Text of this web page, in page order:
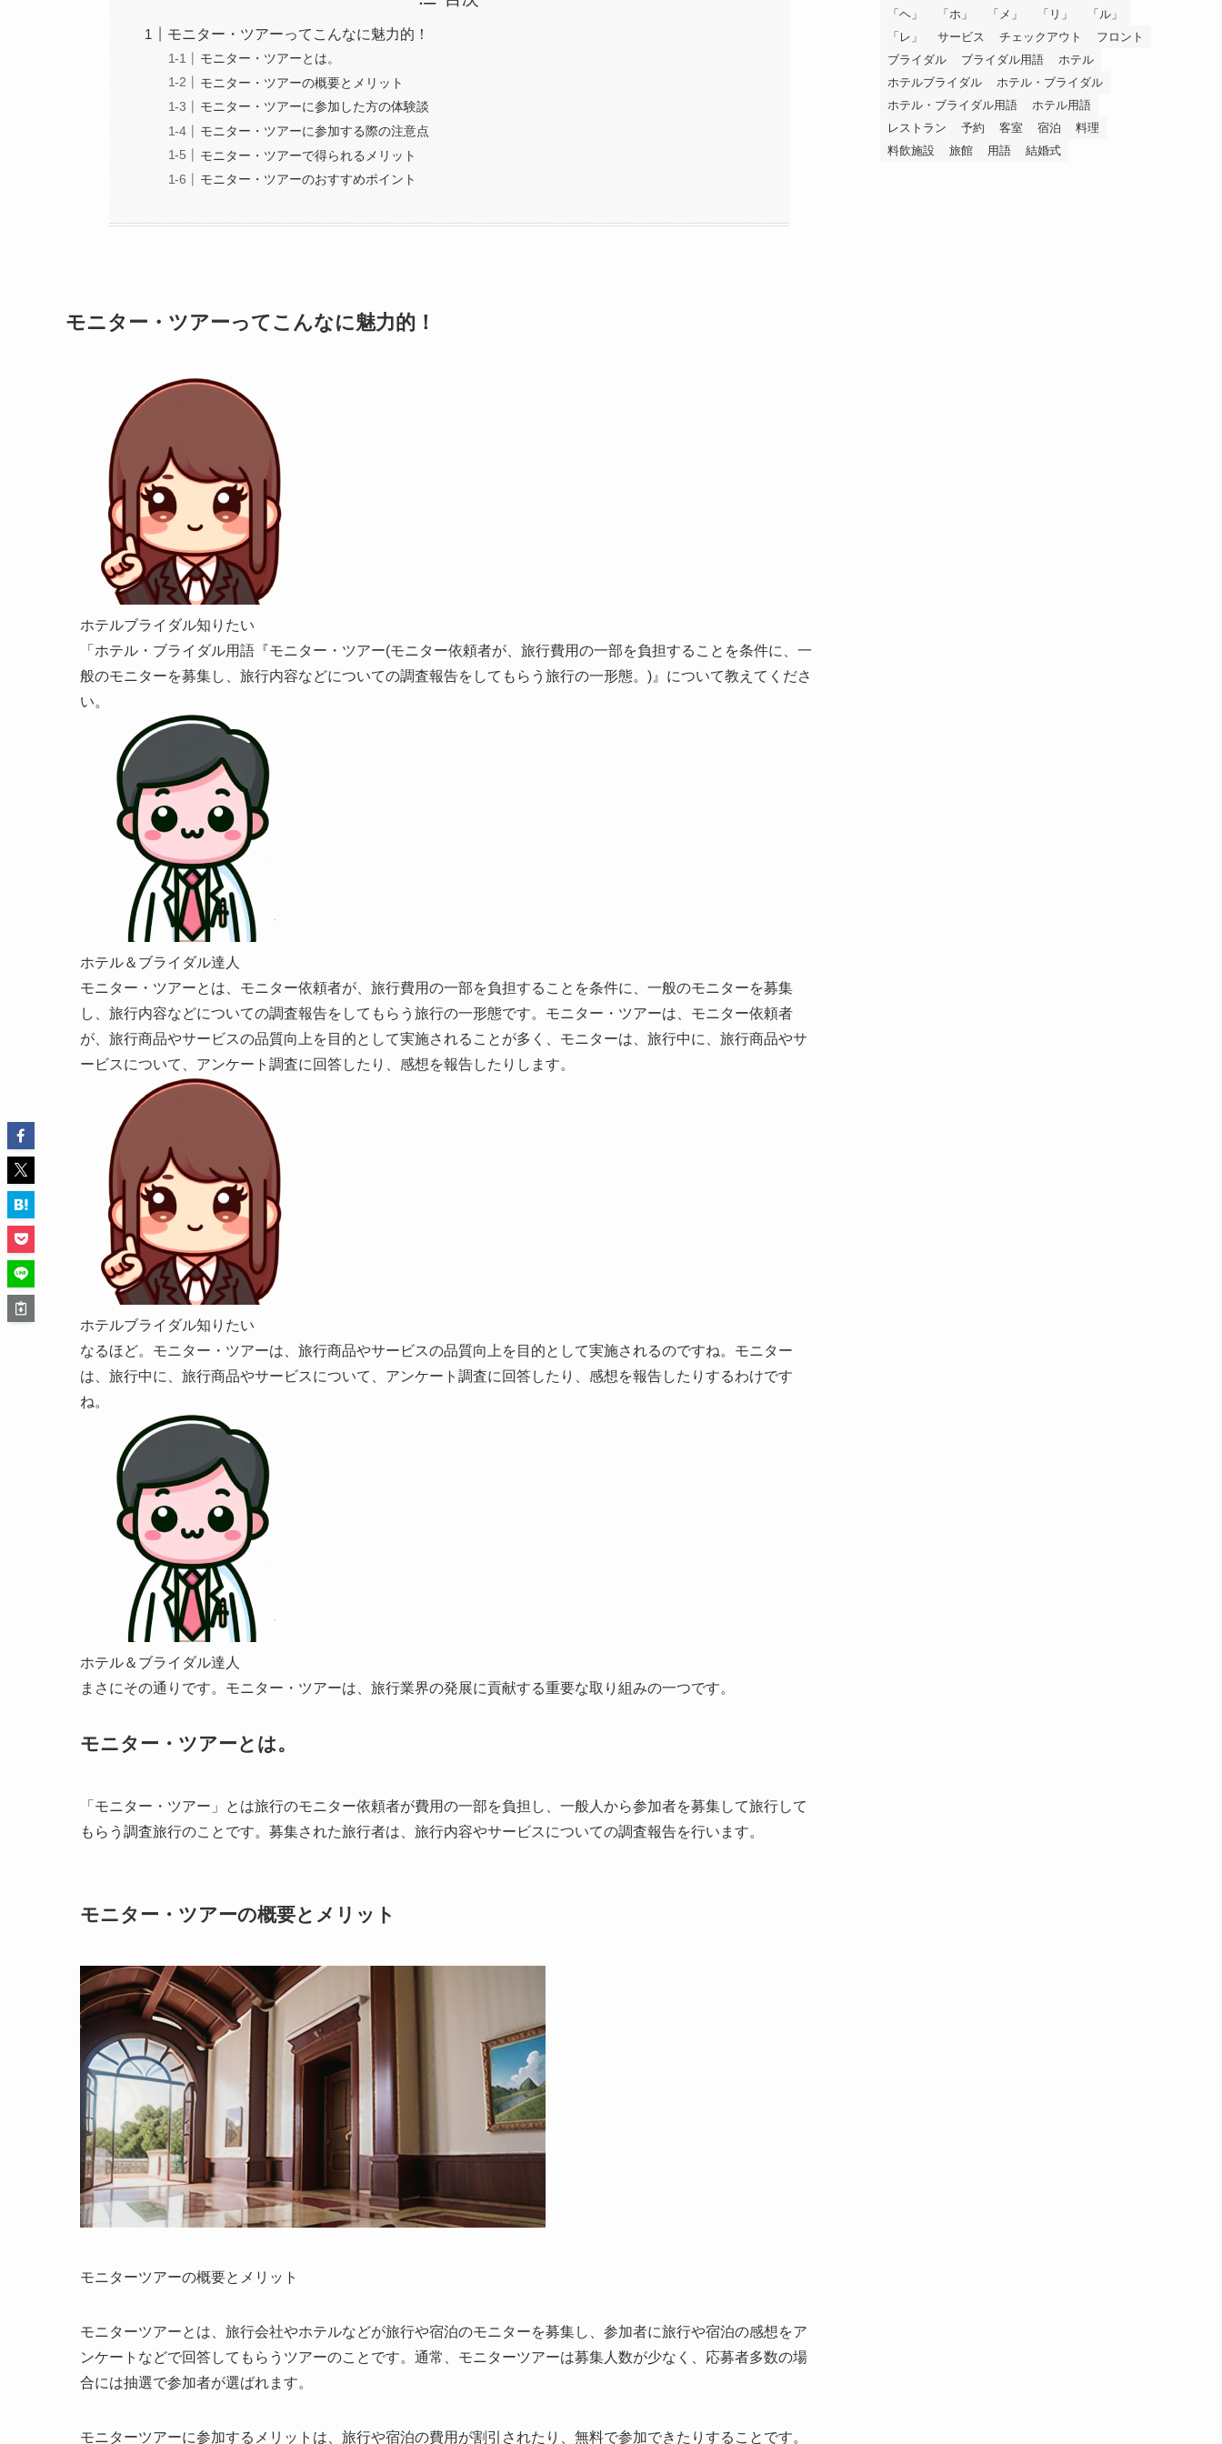
モニター・ツアーってこんなに魅力的！
モニター・ツアーとは。
モニター・ツアーの概要とメリット
モニター・ツアーに参加した方の体験談
モニター・ツアーに参加する際の注意点
モニター・ツアーで得られるメリット
モニター・ツアーのおすすめポイント
モニター・ツアーってこんなに魅力的！
ホテルブライダル知りたい
「ホテル・ブライダル用語『モニター・ツアー(モニター依頼者が、旅行費用の一部を負担することを条件に、一
般のモニターを募集し、旅行内容などについての調査報告をしてもらう旅行の一形態。)』について教えてくださ
い。
ホテル＆ブライダル達人
モニター・ツアーとは、モニター依頼者が、旅行費用の一部を負担することを条件に、一般のモニターを募集
し、旅行内容などについての調査報告をしてもらう旅行の一形態です。モニター・ツアーは、モニター依頼者
が、旅行商品やサービスの品質向上を目的として実施されることが多く、モニターは、旅行中に、旅行商品やサ
ービスについて、アンケート調査に回答したり、感想を報告したりします。
ホテルブライダル知りたい
なるほど。モニター・ツアーは、旅行商品やサービスの品質向上を目的として実施されるのですね。モニター
は、旅行中に、旅行商品やサービスについて、アンケート調査に回答したり、感想を報告したりするわけです
ね。
ホテル＆ブライダル達人
まさにその通りです。モニター・ツアーは、旅行業界の発展に貢献する重要な取り組みの一つです。
モニター・ツアーとは。
「モニター・ツアー」とは旅行のモニター依頼者が費用の一部を負担し、一般人から参加者を募集して旅行して
もらう調査旅行のことです。募集された旅行者は、旅行内容やサービスについての調査報告を行います。
モニター・ツアーの概要とメリット
モニターツアーの概要とメリット
モニターツアーとは、旅行会社やホテルなどが旅行や宿泊のモニターを募集し、参加者に旅行や宿泊の感想をア
ンケートなどで回答してもらうツアーのことです。通常、モニターツアーは募集人数が少なく、応募者多数の場
合には抽選で参加者が選ばれます。
モニターツアーに参加するメリットは、旅行や宿泊の費用が割引されたり、無料で参加できたりすることです。
「ヘ」 「ホ」 「メ」 「リ」
「ル」
「レ」
サービス チェックアウト
フロント
ブライダル
ブライダル用語
ホテル
ホテルブライダル
ホテル・ブライダル
ホテル・ブライダル用語
ホテル用語
レストラン
予約 客室 宿泊
料理
料飲施設
旅館 用語 結婚式